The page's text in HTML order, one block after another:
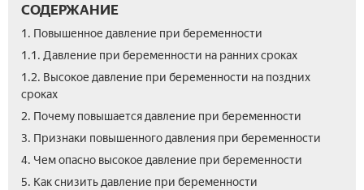
СОДЕРЖАНИЕ
1. Повышенное давление при беременности
1.1. Давление при беременности на ранних сроках
1.2. Высокое давление при беременности на поздних
сроках
2. Почему повышается давление при беременности
3. Признаки повышенного давления при беременности
4. Чем опасно высокое давление при беременности
5. Как снизить давление при беременности